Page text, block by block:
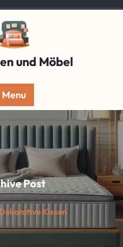
und Möbel
Menu
Post
Dekorative Kissen